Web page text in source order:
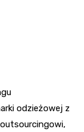
odzieżowej z